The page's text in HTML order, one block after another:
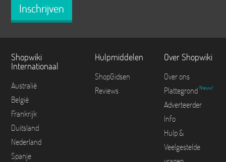
Inschrijven
Shopwiki
Internationaal
Australië
België
Frankrijk
Duitsland
Nederland
Spanje
Hulpmiddelen
ShopGidsen
Reviews
Over Shopwiki
Over ons
Plattegrond Nieuw!
Adverteerder
Info
Hulp &
Veelgestelde